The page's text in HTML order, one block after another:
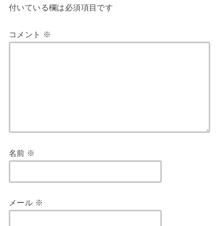
付いている欄は必須項目です
コメント ※
名前 ※
メール ※